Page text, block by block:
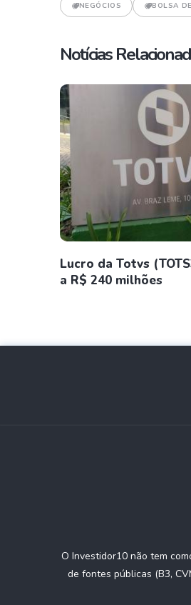
NEGÓCIOS BOLSA
Notícias
Lucro da Totvs
a R$ 240 milhões
O Investidor10 não tem
de fontes públicas (B3,